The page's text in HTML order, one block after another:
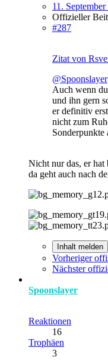
11.
Offizieller
#287
Zitat von
@Spoonslayer
Auch wenn
und ihn gern
er definitiv
nicht zum
Sonderpunkte
Nicht nur das, er hat
da geht auch nach
Inhalt melden
Vorheriger
Nächster
Spoonslayer
Reaktionen
16
Trophäen
3